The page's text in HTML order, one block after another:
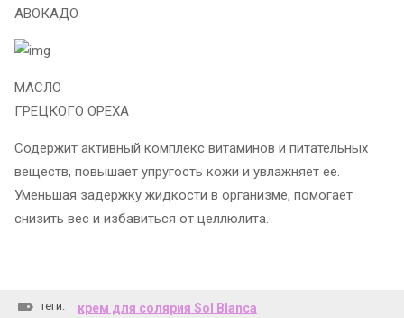
АВОКАДО
МАСЛО
ГРЕЦКОГО ОРЕХА
Содержит активный комплекс витаминов и питательных
веществ, повышает упругость кожи и увлажняет ее.
Уменьшая задержку жидкости в организме, помогает
снизить вес и избавиться от целлюлита.
теги: крем для солярия Sol Blanca